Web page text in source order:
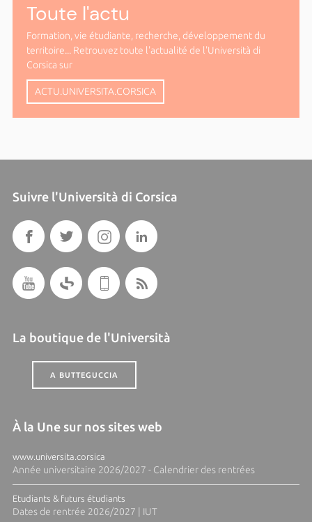
Toute l'actu
Formation, vie étudiante, recherche, développement du
territoire... Retrouvez toute l'actualité de l'Università di
Corsica sur
ACTU.UNIVERSITA.CORSICA
Suivre l'Università di Corsica
La boutique de l'Università
A BUTTEGUCCIA
À la Une sur nos sites web
www.universita.corsica
Année universitaire 2026/2027 - Calendrier des rentrées
Etudiants & futurs étudiants
Dates de rentrée 2026/2027 | IUT